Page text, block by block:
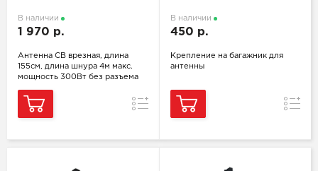
В наличии
1 970 р.
Антенна СВ врезная, длина
155см, длина шнура 4м макс.
мощность 300Вт без разъема
Сравнение
В наличии
450 р.
Крепление на багажник для
антенны